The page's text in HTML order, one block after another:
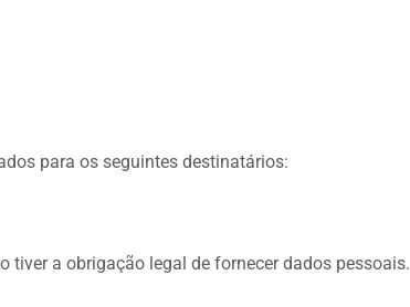
para os seguintes destinatários:
a obrigação legal de fornecer dados pessoais.